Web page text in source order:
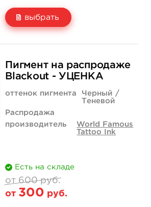
выбрать
1 550 руб.
775 руб.
купить
Пигмент на распродаже
Blackout - УЦЕНКА
оттенок пигмента
Черный /
Теневой
Распродажа
производитель
World Famous
Tattoo Ink
Есть на складе
от 600 руб.
от 300 руб.